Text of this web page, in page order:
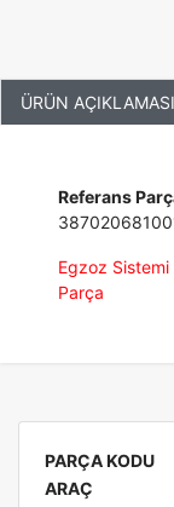
ÜRÜN AÇIKLAMASI
Referans
Egzoz
Parça
PARÇA KODU
ARAÇ